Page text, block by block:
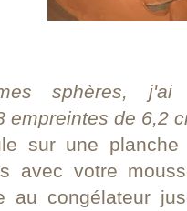
sphères,
empreintes de 6,2
sur une
avec votre
au congélateur